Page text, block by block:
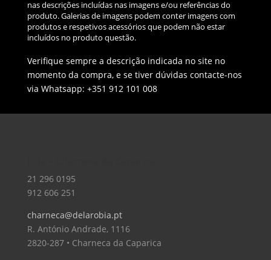
nas descrições incluídas nas imagens e/ou referências do
produto. Galerias de imagens podem conter imagens com
produtos e respetivos acessórios que podem não estar
incluídos no produto questão.
Verifique sempre a descrição indicada no site no
momento da compra, e se tiver dúvidas contacte-nos
via Whatsapp: +351 912 101 008
21 296 0195
912 606 251
charneca@delarobia.pt
R. António Andrade, 1116
2820-287 • Charneca da Caparica